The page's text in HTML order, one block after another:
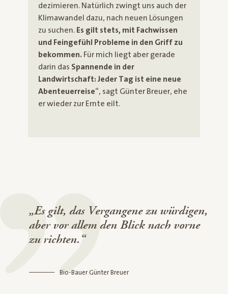
dezimieren. Natürlich zwingt uns auch der
Klimawandel dazu, nach neuen Lösungen
zu suchen. Es gilt stets, mit Fachwissen
und Feingefühl Probleme in den Griff zu
bekommen. Für mich liegt aber gerade
darin das Spannende in der
Landwirtschaft: Jeder Tag ist eine neue
Abenteuerreise“, sagt Günter Breuer, ehe
er wieder zur Ernte eilt.
„Es gilt, das Vergangene zu würdigen,
aber vor allem den Blick nach vorne
zu richten.“
Bio-Bauer Günter Breuer